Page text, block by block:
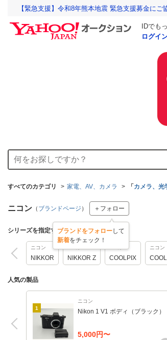
【緊急支援】令和8年熊本地震 緊急支援募金にご
IDでも
ログイ
すべてのカテゴリ 家電、AV、カメラ 「 カメラ、光
ニコン （ ブランドページ ） ＋フォロー
ブランドをフォローして
新着をチェック！
シリーズを指定する
ニコン
NIKKOR NIKKOR Z COOLPIX
ニコン
人気の製品
1
ニコン
Nikon 1 V1 ボディ（ブラック）
5,000円〜